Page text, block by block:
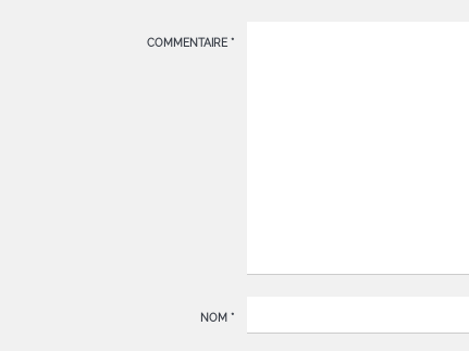
COMMENTAIRE *
NOM *